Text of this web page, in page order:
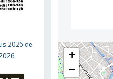
2026 de
+
−